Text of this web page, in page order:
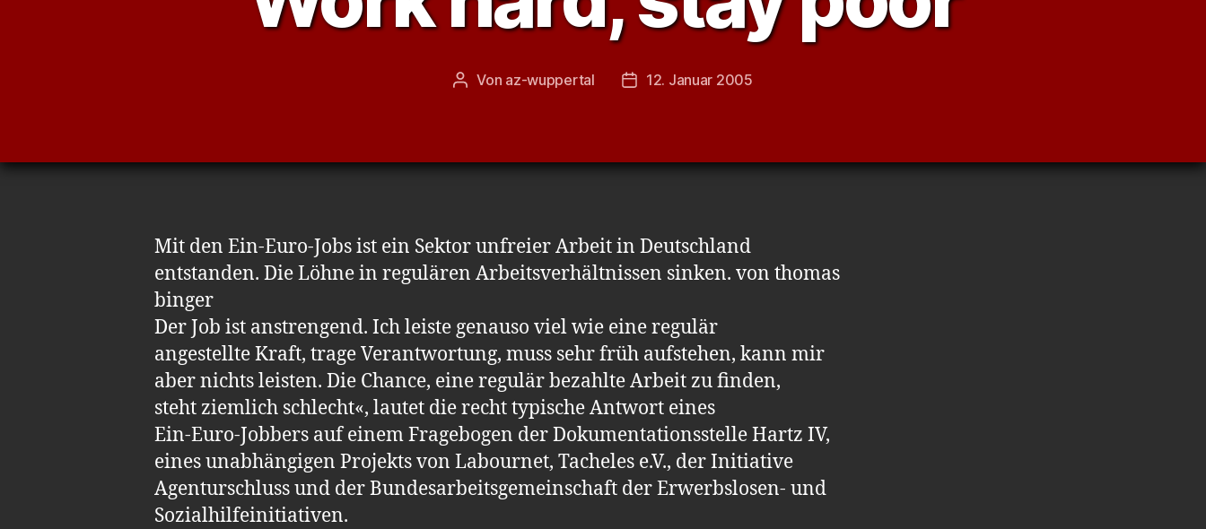
Beitragsautor
Von az-wuppertal Veröffentlichungsdatum
12. Januar 2005
Mit den Ein-Euro-Jobs ist ein Sektor unfreier Arbeit in Deutschland
entstanden. Die Löhne in regulären Arbeitsverhältnissen sinken. von thomas
binger
Der Job ist anstrengend. Ich leiste genauso viel wie eine regulär
angestellte Kraft, trage Verantwortung, muss sehr früh aufstehen, kann mir
aber nichts leisten. Die Chance, eine regulär bezahlte Arbeit zu finden,
steht ziemlich schlecht«, lautet die recht typische Antwort eines
Ein-Euro-Jobbers auf einem Fragebogen der Dokumentationsstelle Hartz IV,
eines unabhängigen Projekts von Labournet, Tacheles e.V., der Initiative
Agenturschluss und der Bundesarbeitsgemein­schaft der Erwerbslosen- und
Sozialhilfeinitiativen.